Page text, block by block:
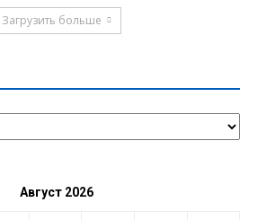
Загрузить больше
Август 2026